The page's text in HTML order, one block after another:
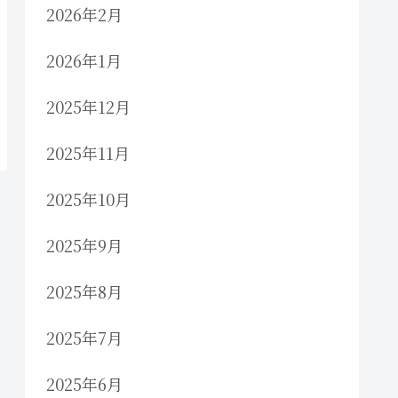
2026年2月
2026年1月
2025年12月
2025年11月
2025年10月
2025年9月
2025年8月
2025年7月
2025年6月